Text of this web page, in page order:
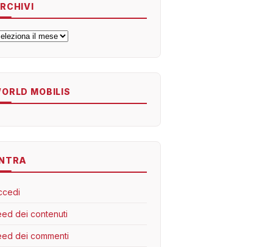
MOBILIS
dei contenuti
dei commenti